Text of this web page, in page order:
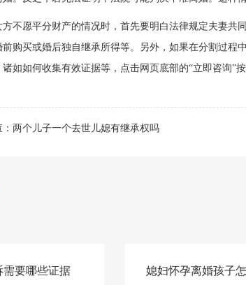
方不愿平分财产的情况时，首先要明白法律规定夫妻
购买或婚后独自继承所得等。另外，如果在分割过
如如何收集有效证据等，点击网页底部的“立即咨询”
：两个儿子一个去世儿媳有继承权吗
需要哪些证据 媳妇怀孕离婚孩子